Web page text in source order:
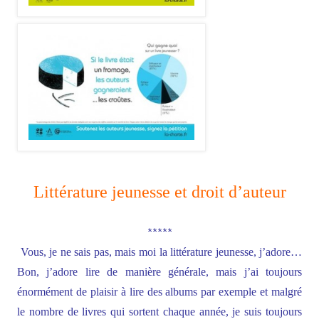
Littérature jeunesse et droit d’auteur
*****
Vous, je ne sais pas, mais moi la littérature jeunesse, j’adore…
Bon, j’adore lire de manière générale, mais j’ai toujours
énormément de plaisir à lire des albums par exemple et malgré
le nombre de livres qui sortent chaque année, je suis toujours